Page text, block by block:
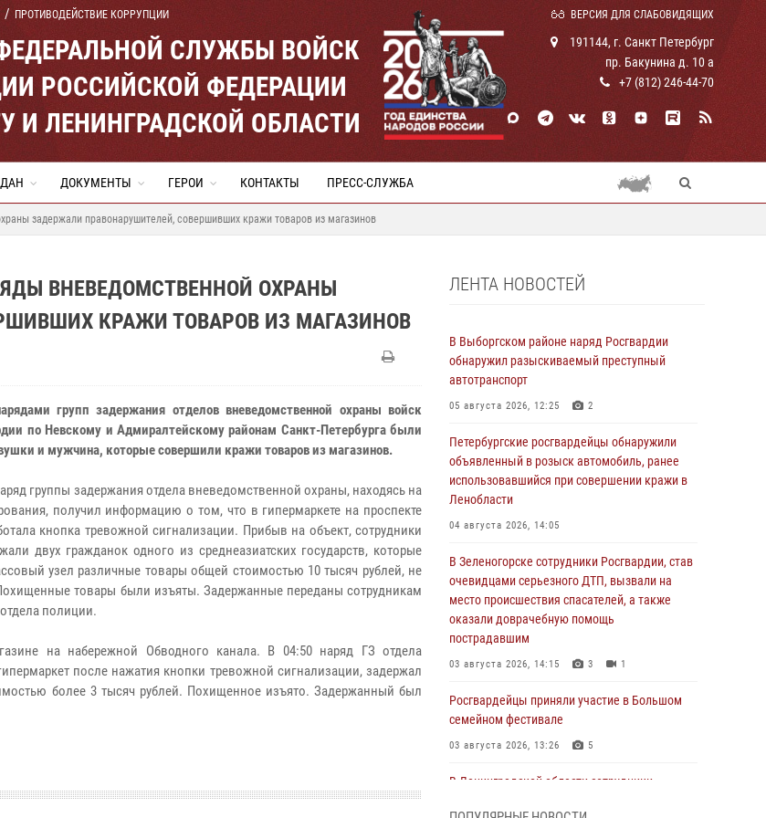
ПРОТИВОДЕЙСТВИЕ КОРРУПЦИИ ВЕРСИЯ ДЛЯ СЛАБОВИДЯЩИХ
СЛУЖБЫ ВОЙСК
РОССИЙСКОЙ ФЕДЕРАЦИИ
И ЛЕНИНГРАДСКОЙ ОБЛАСТИ
191144, г. Санкт Петербург
пр. Бакунина д. 10 а
+7 (812) 246-44-70
ДОКУМЕНТЫ ГЕРОИ КОНТАКТЫ ПРЕСС-СЛУЖБА
задержали правонарушителей, совершивших кражи товаров из магазинов
ВНЕВЕДОМСТВЕННОЙ ОХРАНЫ
КРАЖИ ТОВАРОВ ИЗ МАГАЗИНОВ
групп задержания отделов вневедомственной охраны войск
по Невскому и Адмиралтейскому районам Санкт-Петербурга были
и мужчина, которые совершили кражи товаров из магазинов.
группы задержания отдела вневедомственной охраны, находясь на
получил информацию о том, что в гипермаркете на проспекте
кнопка тревожной сигнализации. Прибыв на объект, сотрудники
двух гражданок одного из среднеазиатских государств, которые
узел различные товары общей стоимостью 10 тысяч рублей, не
товары были изъяты. Задержанные переданы сотрудникам
полиции.
на набережной Обводного канала. В 04:50 наряд ГЗ отдела
после нажатия кнопки тревожной сигнализации, задержал
более 3 тысяч рублей. Похищенное изъято. Задержанный был
ЛЕНТА НОВОСТЕЙ
В Выборгском районе наряд Росгвардии
обнаружил разыскиваемый преступный
автотранспорт
05 августа 2026, 12:25 2
Петербургские росгвардейцы обнаружили
объявленный в розыск автомобиль, ранее
использовавшийся при совершении кражи в
Ленобласти
04 августа 2026, 14:05
В Зеленогорске сотрудники Росгвардии, став
очевидцами серьезного ДТП, вызвали на
место происшествия спасателей, а также
оказали доврачебную помощь
пострадавшим
03 августа 2026, 14:15 3 1
Росгвардейцы приняли участие в Большом
семейном фестивале
03 августа 2026, 13:26 5
В Ленинградской области сотрудники